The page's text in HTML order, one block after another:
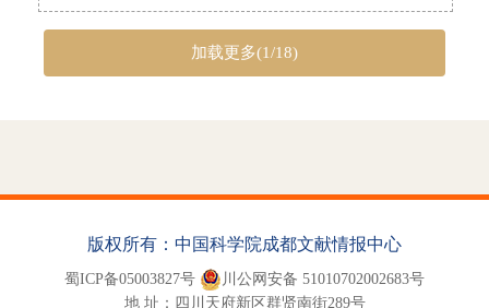
加载更多(1/18)
版权所有：中国科学院成都文献情报中心
蜀ICP备05003827号
川公网安备 51010702002683号
地 址：四川天府新区群贤南街289号